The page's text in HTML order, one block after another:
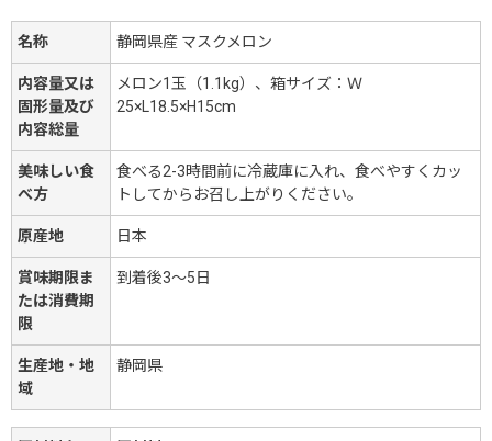
名称 静岡県産 マスクメロン
内容量又は
固形量及び
内容総量
メロン1玉（1.1kg）、箱サイズ：Ｗ
25×L18.5×H15cm
美味しい食
べ方
食べる2-3時間前に冷蔵庫に入れ、食べやすくカッ
トしてからお召し上がりください。
原産地 日本
賞味期限ま
たは消費期
限
到着後3～5日
生産地・地
域
静岡県